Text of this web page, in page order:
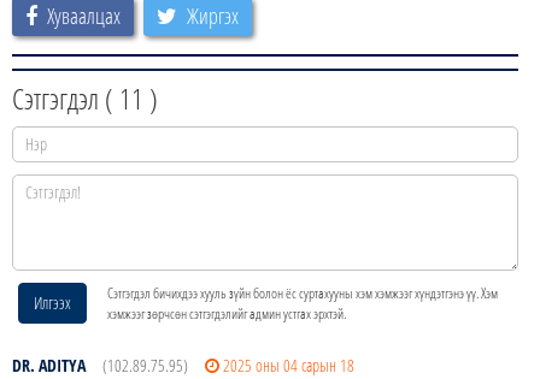
Хуваалцах Жиргэх
Сэтгэгдэл ( 11 )
Илгээх
Сэтгэгдэл бичихдээ хууль зүйн болон ёс суртахууны хэм хэмжээг хүндэтгэнэ үү. Хэм
хэмжээг зөрчсөн сэтгэгдэлийг админ устгах эрхтэй.
DR. ADITYA (102.89.75.95)
2025 оны 04 сарын 18